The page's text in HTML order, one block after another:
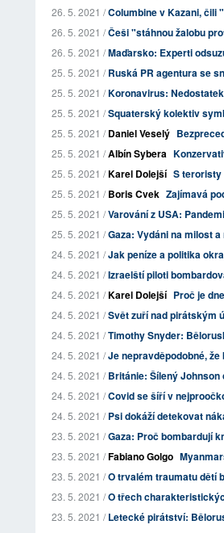
26. 5. 2021 /Columbine v Kazani, čili
26. 5. 2021 /Češi "stáhnou žalobu
26. 5. 2021 /Maďarsko: Experti
25. 5. 2021 /Ruská PR agentura se
25. 5. 2021 /Koronavirus:
25. 5. 2021 /Squaterský kolektiv
25. 5. 2021 /Daniel Veselý
25. 5. 2021 /Albín Sybera
25. 5. 2021 /Karel Dolejší S teroristy
25. 5. 2021 /Boris Cvek Zajímavá
25. 5. 2021 /Varování z USA:
25. 5. 2021 /Gaza: Vydáni na milost
24. 5. 2021 /Jak peníze a politika
24. 5. 2021 /Izraelští piloti
24. 5. 2021 /Karel Dolejší Proč je
24. 5. 2021 /Svět zuří nad pirátským
24. 5. 2021 /Timothy Snyder:
24. 5. 2021 /Je nepravděpodobné,
24. 5. 2021 /Británie: Šílený
24. 5. 2021 /Covid se šíří v
24. 5. 2021 /Psi dokáží detekovat
23. 5. 2021 /Gaza: Proč bombardují
23. 5. 2021 /Fabiano Golgo
23. 5. 2021 /O trvalém traumatu dětí
23. 5. 2021 /O třech
23. 5. 2021 /Letecké pirátství: